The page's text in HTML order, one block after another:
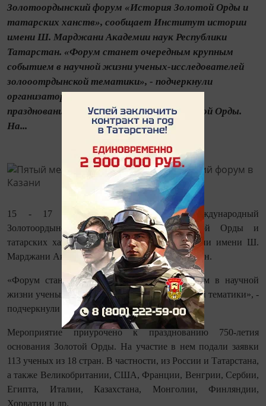
Золотоордынский форум «История Золотой Орды и
татарских ханств», сообщает Институт истории
имени Ш. Марджани Академии наук Республики
Татарстан. «Форум станет очередным крупным
событием в научной жизни ученых-исследователей
золооотрдынской тематики», - подчеркнули
организаторы. Мероприятие приурочено к
празднованию 750-летия основания Золотой Орды.
На...
15 - 17 марта в Казани - V Международный
Золотоордынский форум «История Золотой Орды и
татарских ханств», сообщает Институт истории имени Ш.
Марджани Академии наук Республики Татарстан.
«Форум станет очередным крупным событием в научной
жизни ученых-исследователей золооотрдынской тематики», -
подчеркнули организаторы.
Мероприятие приурочено к празднованию 750-летия
основания Золотой Орды. На участие в нем подали заявки
113 ученых из 18 стран. В частности, из России и Татарстана,
а также Великобритании, США, Франции, Венгрии, Сербии,
Египта, Италии, Казахстана, Монголии, Финляндии,
Хорватии и др.